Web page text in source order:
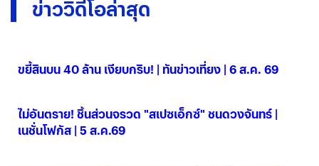
ข่าววิดีโอล่าสุด
ขยี้สินบน 40 ล้าน เงียบกริบ! | ทันข่าวเที่ยง | 6 ส.ค. 69
ไม่อันตราย! ชิ้นส่วนจรวด "สเปซเอ็กซ์" ชนดวงจันทร์ |
เนชั่นโฟกัส | 5 ส.ค.69